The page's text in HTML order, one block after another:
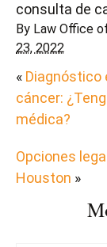
consulta de
By Law Office
23, 2022
« Diagnóstico
cáncer:
médica?
Opciones
Houston »